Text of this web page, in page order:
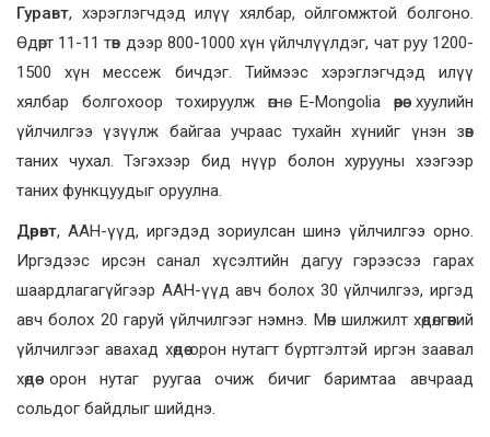
Гуравт, хэрэглэгчдэд илүү хялбар, ойлгомжтой болгоно.
Өдөрт 11-11 төв дээр 800-1000 хүн үйлчлүүлдэг, чат руу 1200-
1500 хүн мессеж бичдэг. Тиймээс хэрэглэгчдэд илүү
хялбар болгохоор тохируулж өгнө. E-Mongolia өөрөө хуулийн
үйлчилгээ үзүүлж байгаа учраас тухайн хүнийг үнэн зөв
таних чухал. Тэгэхээр бид нүүр болон хурууны хээгээр
таних функцуудыг оруулна.
Дөрөвт, ААН-үүд, иргэдэд зориулсан шинэ үйлчилгээ орно.
Иргэдээс ирсэн санал хүсэлтийн дагуу гэрээсээ гарах
шаардлагагүйгээр ААН-үүд авч болох 30 үйлчилгээ, иргэд
авч болох 20 гаруй үйлчилгээг нэмнэ. Мөн шилжилт хөдөлгөөний
үйлчилгээг авахад хөдөө орон нутагт бүртгэлтэй иргэн заавал
хөдөө орон нутаг руугаа очиж бичиг баримтаа авчраад
сольдог байдлыг шийднэ.